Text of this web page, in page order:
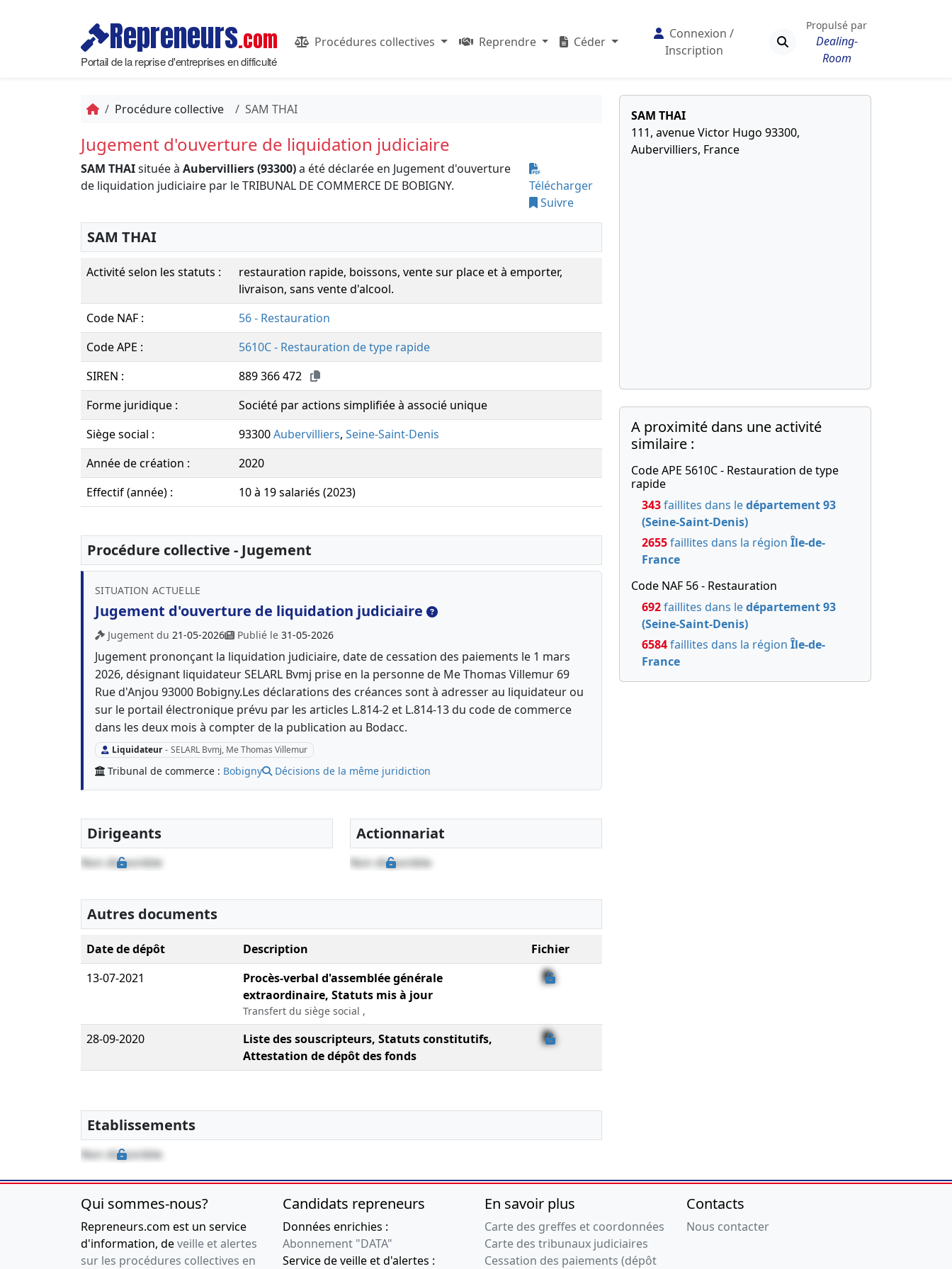
Repreneurs.com
Portail de la reprise d'entreprises en difficulté
Procédures collectives Reprendre Céder
Connexion /
Inscription
Propulsé par
Dealing-
Room
Procédure collective SAM THAI
Jugement d'ouverture de liquidation judiciaire
SAM THAIsituée à Aubervilliers (93300)a été déclarée en Jugement d'ouverture
de liquidation judiciaire par le TRIBUNAL DE COMMERCE DE BOBIGNY.
Télécharger
Suivre
SAM THAI
Activité selon les statuts :
restauration rapide, boissons, vente sur place et à emporter,
livraison, sans vente d'alcool.
Code NAF :
56 - Restauration
Code APE :
5610C - Restauration de type rapide
SIREN :
889 366 472
Forme juridique :
Société par actions simplifiée à associé unique
Siège social :
93300Aubervilliers, Seine-Saint-Denis
Année de création :
2020
Effectif (année) :
10 à 19 salariés (2023)
Procédure collective - Jugement
SITUATION ACTUELLE
Jugement d'ouverture de liquidation judiciaire
Jugement du 21-05-2026 Publié le 31-05-2026
Jugement prononçant la liquidation judiciaire, date de cessation des paiements le 1 mars
2026, désignant liquidateur SELARL Bvmj prise en la personne de Me Thomas Villemur 69
Rue d'Anjou 93000 Bobigny.Les déclarations des créances sont à adresser au liquidateur ou
sur le portail électronique prévu par les articles L.814-2 et L.814-13 du code de commerce
dans les deux mois à compter de la publication au Bodacc.
Liquidateur - SELARL Bvmj, Me Thomas Villemur
Tribunal de commerce : Bobigny Décisions de la même juridiction
Dirigeants
Non disponible
Actionnariat
Non disponible
Autres documents
Date de dépôt Description
Fichier
13-07-2021
Procès-verbal d'assemblée générale
extraordinaire, Statuts mis à jour
Transfert du siège social ,
28-09-2020
Liste des souscripteurs, Statuts constitutifs,
Attestation de dépôt des fonds
Etablissements
Non disponible
SAM THAI
111, avenue Victor Hugo 93300,
Aubervilliers, France
A proximité dans une activité
similaire :
Code APE 5610C - Restauration de type
rapide
343faillites dans ledépartement 93
(Seine-Saint-Denis)
2655faillites dans la région Île-de-
France
Code NAF 56 - Restauration
692faillites dans ledépartement 93
(Seine-Saint-Denis)
6584faillites dans la région Île-de-
France
Qui sommes-nous?
Repreneurs.com est un service
d'information, deveille et alertes
sur les procédures collectives en
Candidats repreneurs
Données enrichies :
Abonnement "DATA"
Service de veille et d'alertes :
En savoir plus
Carte des greffes et coordonnées
Carte des tribunaux judiciaires
Cessation des paiements (dépôt
Contacts
Nous contacter